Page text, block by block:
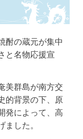
酎の蔵元が集中
と名物応援宣
美群島が南方交
的背景の下、原
発によって、高
した。